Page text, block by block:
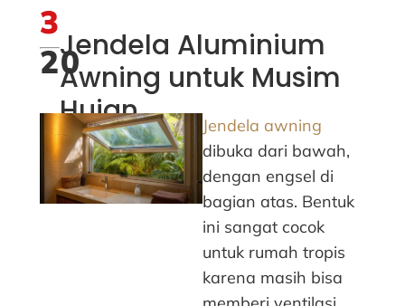
3
20Jendela Aluminium
Awning untuk Musim
Hujan
Jendela awning
dibuka dari bawah,
dengan engsel di
bagian atas. Bentuk
ini sangat cocok
untuk rumah tropis
karena masih bisa